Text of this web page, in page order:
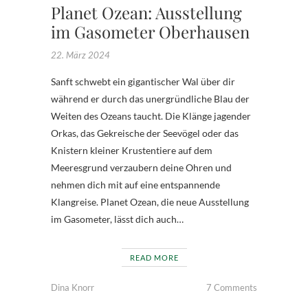
Planet Ozean: Ausstellung
im Gasometer Oberhausen
22. März 2024
Sanft schwebt ein gigantischer Wal über dir
während er durch das unergründliche Blau der
Weiten des Ozeans taucht. Die Klänge jagender
Orkas, das Gekreische der Seevögel oder das
Knistern kleiner Krustentiere auf dem
Meeresgrund verzaubern deine Ohren und
nehmen dich mit auf eine entspannende
Klangreise. Planet Ozean, die neue Ausstellung
im Gasometer, lässt dich auch…
READ MORE
Dina Knorr 7 Comments